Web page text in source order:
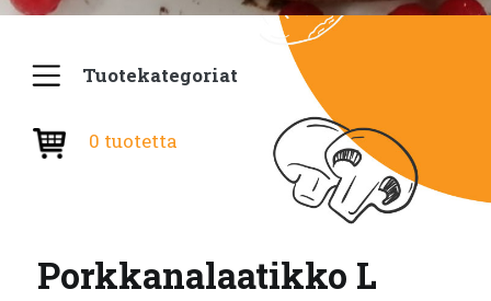
Tuotekategoriat
0 tuotetta
Porkkanalaatikko L